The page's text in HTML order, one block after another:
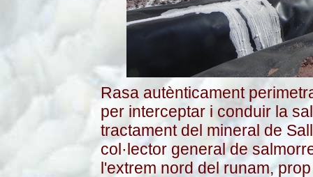
Rasa autènticament
per interceptar i conduir la
tractament del mineral de
col·lector general de
l'extrem nord del runam,